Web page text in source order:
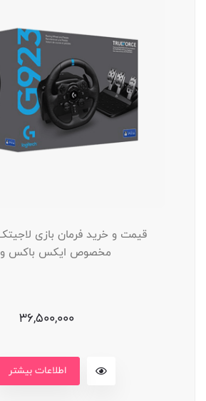
مخصوص ایکس باکس و PC
36,500,000
اطلاعات بیشتر